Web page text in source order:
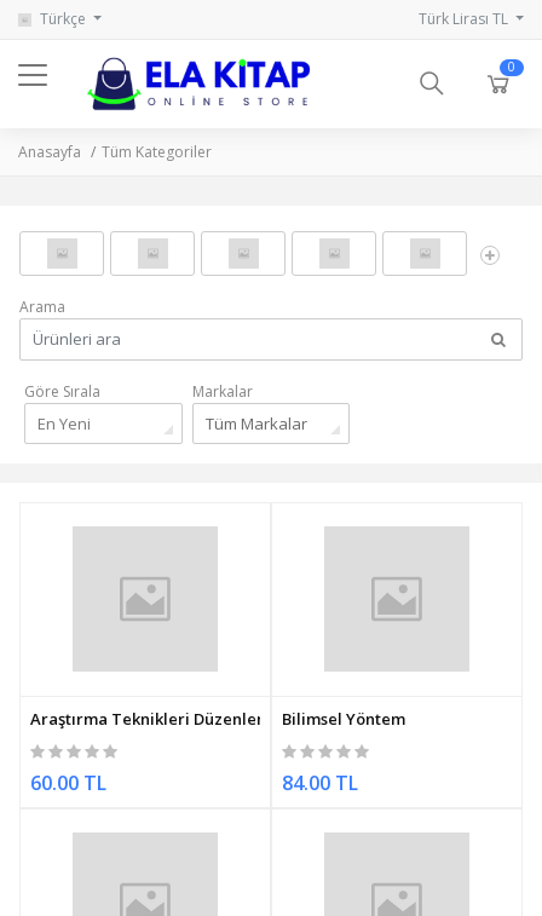
Türkçe Türk Lirası TL
0
Anasayfa Tüm Kategoriler
Arama
Göre Sırala
En Yeni
Markalar
Tüm Markalar
Araştırma Teknikleri Düzenleme ve Analiz
60.00 TL
Bilimsel Yöntem
84.00 TL